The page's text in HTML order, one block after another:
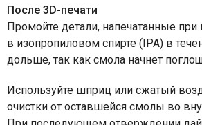
После 3D-печати
Промойте детали, напечатанные
в изопропиловом спирте (IPA) в
дольше, так как смола начнет
Используйте шприц или сжатый
очистки от оставшейся смолы во